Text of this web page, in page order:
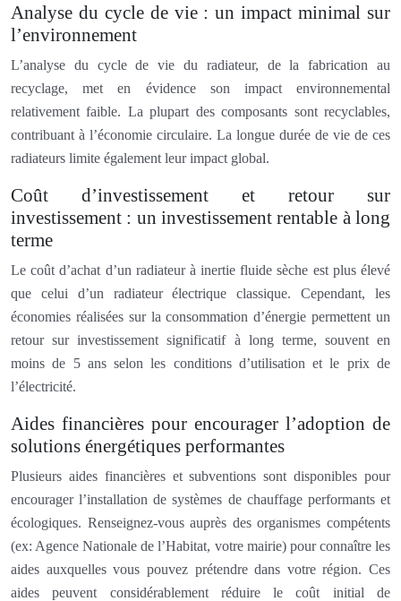
Analyse du cycle de vie : un impact minimal sur
l’environnement
L’analyse du cycle de vie du radiateur, de la fabrication au
recyclage, met en évidence son impact environnemental
relativement faible. La plupart des composants sont recyclables,
contribuant à l’économie circulaire. La longue durée de vie de ces
radiateurs limite également leur impact global.
Coût d’investissement et retour sur
investissement : un investissement rentable à long
terme
Le coût d’achat d’un radiateur à inertie fluide sèche est plus élevé
que celui d’un radiateur électrique classique. Cependant, les
économies réalisées sur la consommation d’énergie permettent un
retour sur investissement significatif à long terme, souvent en
moins de 5 ans selon les conditions d’utilisation et le prix de
l’électricité.
Aides financières pour encourager l’adoption de
solutions énergétiques performantes
Plusieurs aides financières et subventions sont disponibles pour
encourager l’installation de systèmes de chauffage performants et
écologiques. Renseignez-vous auprès des organismes compétents
(ex: Agence Nationale de l’Habitat, votre mairie) pour connaître les
aides auxquelles vous pouvez prétendre dans votre région. Ces
aides peuvent considérablement réduire le coût initial de